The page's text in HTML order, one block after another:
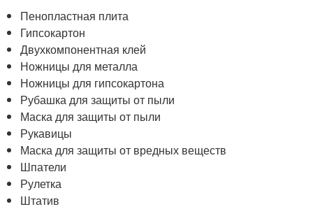
Пенопластная плита
Гипсокартон
Двухкомпонентная клей
Ножницы для металла
Ножницы для гипсокартона
Рубашка для защиты от пыли
Маска для защиты от пыли
Рукавицы
Маска для защиты от вредных веществ
Шпатели
Рулетка
Штатив